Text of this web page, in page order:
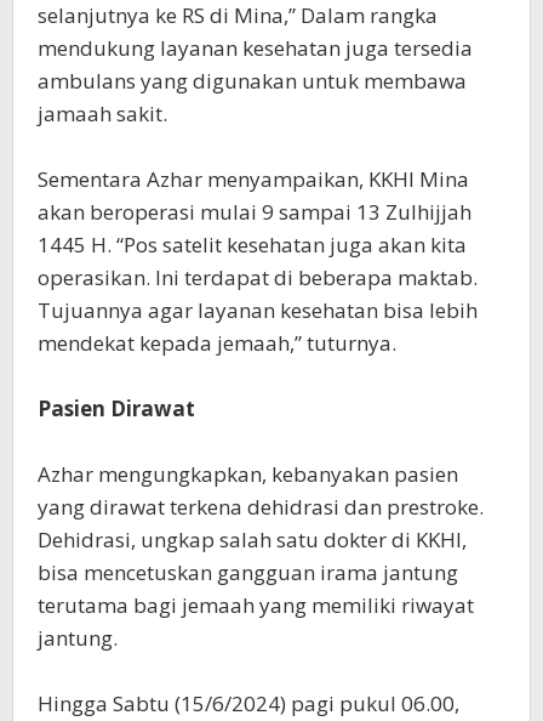
selanjutnya ke RS di Mina,” Dalam rangka
mendukung layanan kesehatan juga tersedia
ambulans yang digunakan untuk membawa
jamaah sakit.
Sementara Azhar menyampaikan, KKHI Mina
akan beroperasi mulai 9 sampai 13 Zulhijjah
1445 H. “Pos satelit kesehatan juga akan kita
operasikan. Ini terdapat di beberapa maktab.
Tujuannya agar layanan kesehatan bisa lebih
mendekat kepada jemaah,” tuturnya.
Pasien Dirawat
Azhar mengungkapkan, kebanyakan pasien
yang dirawat terkena dehidrasi dan prestroke.
Dehidrasi, ungkap salah satu dokter di KKHI,
bisa mencetuskan gangguan irama jantung
terutama bagi jemaah yang memiliki riwayat
jantung.
Hingga Sabtu (15/6/2024) pagi pukul 06.00,